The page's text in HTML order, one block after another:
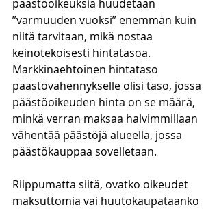
päästöoikeuksia huudetaan
”varmuuden vuoksi” enemmän kuin
niitä tarvitaan, mikä nostaa
keinotekoisesti hintatasoa.
Markkinaehtoinen hintataso
päästövähennykselle olisi taso, jossa
päästöoikeuden hinta on se määrä,
minkä verran maksaa halvimmillaan
vähentää päästöjä alueella, jossa
päästökauppaa sovelletaan.
Riippumatta siitä, ovatko oikeudet
maksuttomia vai huutokaupataanko